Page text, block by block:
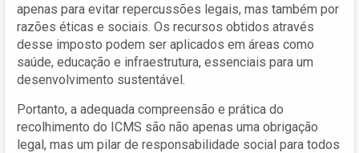
apenas para evitar repercussões legais, mas também por
razões éticas e sociais. Os recursos obtidos através
desse imposto podem ser aplicados em áreas como
saúde, educação e infraestrutura, essenciais para um
desenvolvimento sustentável.
Portanto, a adequada compreensão e prática do
recolhimento do ICMS são não apenas uma obrigação
legal, mas um pilar de responsabilidade social para todos